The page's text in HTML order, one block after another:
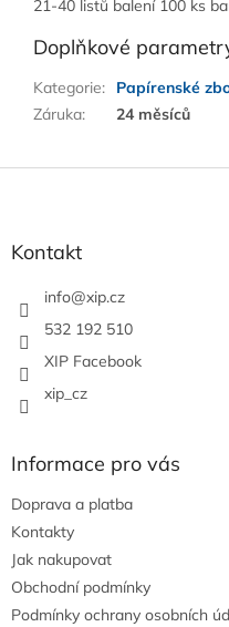
21-40 listů balení 100 ks
Doplňkové
Kategorie:
Papírenské
Záruka: 24 měsíců
Kontakt
info@xip.cz
532 192 510
XIP Facebook
xip_cz
Informace pro vás
Doprava a platba
Kontakty
Jak nakupovat
Obchodní podmínky
Podmínky ochrany osobních